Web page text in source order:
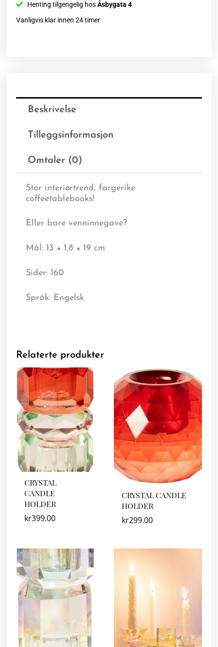
Henting tilgengelig hosÅsbygata 4
Vanligvis klar innen 24 timer
Beskrivelse
Tilleggsinformasjon
Omtaler (0)
Stor interiørtrend, fargerike
coffeetablebooks!
Eller bare venninnegave?
Mål: 13 × 1,8 × 19 cm
Sider: 160
Språk: Engelsk
Relaterte produkter
CRYSTAL
CANDLE
HOLDER
kr399.00
CRYSTAL CANDLE
HOLDER
kr299.00